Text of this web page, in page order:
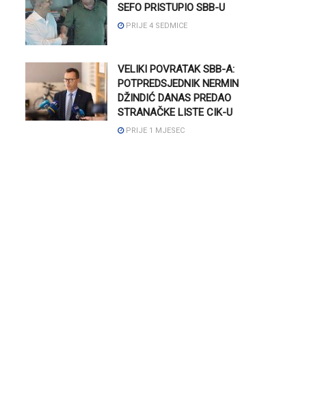
SEFO PRISTUPIO SBB-U
PRIJE 4 SEDMICE
VELIKI POVRATAK SBB-A:
POTPREDSJEDNIK NERMIN
DŽINDIĆ DANAS PREDAO
STRANAČKE LISTE CIK-U
PRIJE 1 MJESEC